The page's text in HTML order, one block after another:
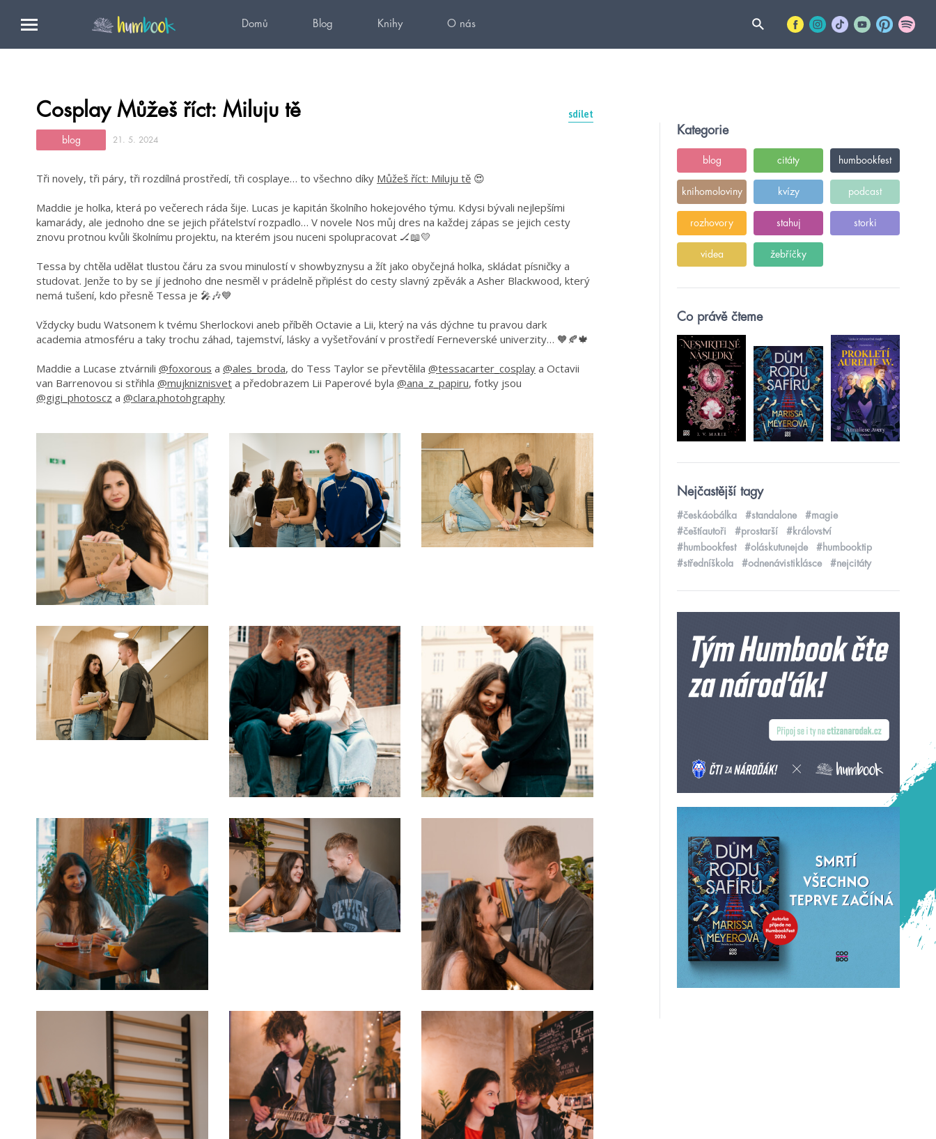
Domů Blog Knihy O nás
Cosplay Můžeš říct: Miluju tě sdílet
blog 21. 5. 2024
Tři novely, tři páry, tři rozdílná prostředí, tři cosplaye… to všechno díky Můžeš říct: Miluju tě 😍
Maddie je holka, která po večerech ráda šije. Lucas je kapitán školního hokejového týmu. Kdysi bývali nejlepšími
kamarády, ale jednoho dne se jejich přátelství rozpadlo… V novele Nos můj dres na každej zápas se jejich cesty
znovu protnou kvůli školnímu projektu, na kterém jsou nuceni spolupracovat 🏒📖💛
Tessa by chtěla udělat tlustou čáru za svou minulostí v showbyznysu a žít jako obyčejná holka, skládat písničky a
studovat. Jenže to by se jí jednoho dne nesměl v prádelně připlést do cesty slavný zpěvák a Asher Blackwood, který
nemá tušení, kdo přesně Tessa je 🎤🎶💙
Vždycky budu Watsonem k tvému Sherlockovi aneb příběh Octavie a Lii, který na vás dýchne tu pravou dark
academia atmosféru a taky trochu záhad, tajemství, lásky a vyšetřování v prostředí Ferneverské univerzity… 🧡🍂🍁
Maddie a Lucase ztvárnili @foxorous a @ales_broda, do Tess Taylor se převtělila @tessacarter_cosplay a Octavii
van Barrenovou si střihla @mujkniznisvet a předobrazem Lii Paperové byla @ana_z_papiru, fotky jsou
@gigi_photoscz a @clara.photohgraphy
Kategorie
blog citáty humbookfest
knihomoloviny kvízy podcast
rozhovory stahuj storki
videa žebříčky
Co právě čteme
Nejčastější tagy
#českáobálka #standalone
#magie
#češtíautoři
#prostarší
#království
#humbookfest
#oláskutunejde
#humbooktip
#středníškola
#odnenávistiklásce #nejcitáty